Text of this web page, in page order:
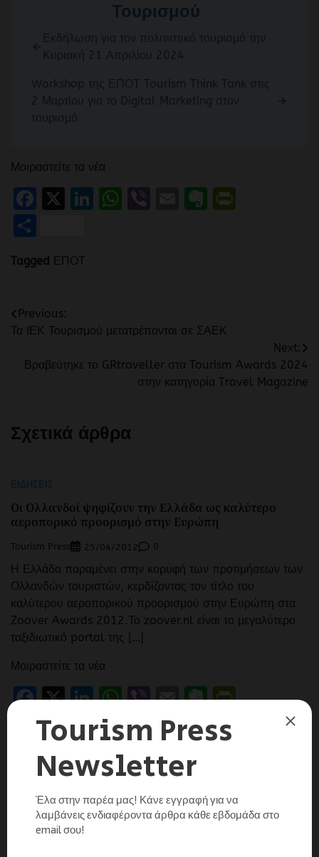
Τουρισμού
Εκδήλωση για τον πολιτιστικό τουρισμό την
Κυριακή 21 Απριλίου 2024
Workshop της ΕΠΟΤ Tourism Think Tank στις
2 Μαρτίου για το Digital Marketing στον
τουρισμό
Μοιραστείτε τα νέα
Facebook
X LinkedIn
WhatsApp
ViberEmailEvernote
Tagged ΕΠΟΤ
Πλοήγηση
άρθρων
Previous:
Τα ΙΕΚ Τουρισμού μετατρέπονται σε ΣΑΕΚ
Next:
Βραβεύτηκε το GRtraveller στα Tourism Awards 2024
στην κατηγορία Travel Magazine
Σχετικά άρθρα
ΕΙΔΉΣΕΙΣ
Οι Ολλανδοί ψηφίζουν την Ελλάδα ως καλύτερο
αεροπορικό προορισμό στην Ευρώπη
Tourism Press 25/04/2012 0
Η Ελλάδα παραμένει στην κορυφή των προτιμήσεων των
Ολλανδών τουριστών, κερδίζοντας τον τίτλο του
καλύτερου αεροπορικού προορισμού στην Ευρώπη στα
Zoover Awards 2012.Το zoover.nl είναι το μεγαλύτερο
ταξιδιωτικό portal της […]
Μοιραστείτε τα νέα
Facebook
X LinkedIn
WhatsApp
ViberEmail
Evernote
Μοιραστείτε
UNCATEGORIZED ΕΙΔΉΣΕΙΣ
Google Travel Forum: Μεγάλες προοπτικές
ανάπτυξης του online τουρισμού